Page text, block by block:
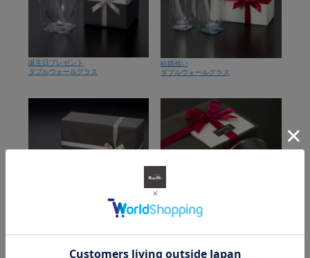
誕生日プレゼント
ダブルウォールグラス
結婚祝い
ダブルウォールグラス
ダブルウォールグラス